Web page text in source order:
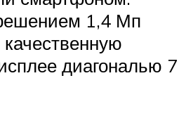
1,4 Мп
диагональю 7